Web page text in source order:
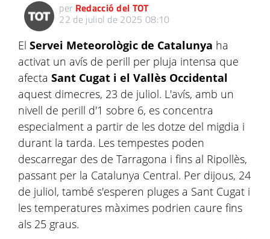
per Redacció del TOT
22 de juliol de 2025 08:10
El Servei Meteorològic de Catalunya ha
activat un avís de perill per pluja intensa que
afecta Sant Cugat i el Vallès Occidental
aquest dimecres, 23 de juliol. L'avís, amb un
nivell de perill d'1 sobre 6, es concentra
especialment a partir de les dotze del migdia i
durant la tarda. Les tempestes poden
descarregar des de Tarragona i fins al Ripollès,
passant per la Catalunya Central. Per dijous, 24
de juliol, també s'esperen pluges a Sant Cugat i
les temperatures màximes podrien caure fins
als 25 graus.